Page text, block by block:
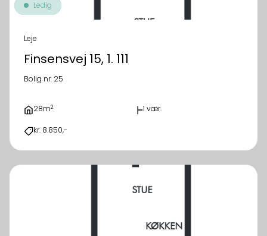
Ledig
Leje
Finsensvej 15, 1. 111
Bolig nr. 25
28m2 1 vær.
kr. 8.850,-